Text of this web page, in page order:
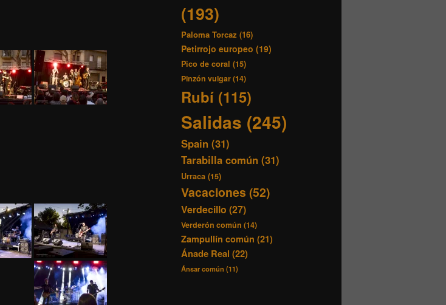
(193)
Paloma Torcaz (16)
Petirrojo europeo (19)
Pico de coral (15)
Pinzón vulgar(14)
Rubí (115)
Salidas (245)
Spain (31)
Tarabilla común (31)
Urraca (15)
Vacaciones (52)
Verdecillo (27)
Verderón común (14)
Zampullín común (21)
Ánade Real (22)
Ánsar común (11)